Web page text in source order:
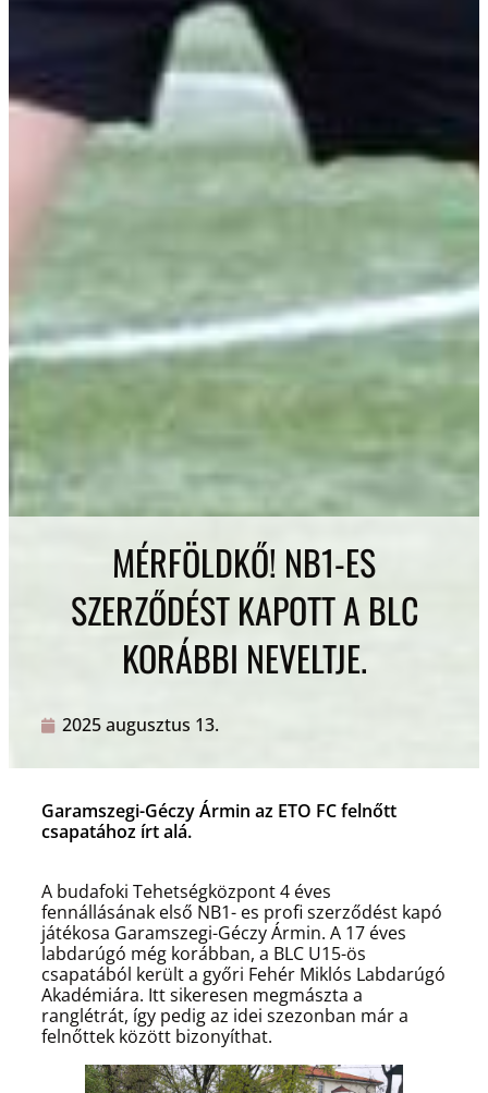
MÉRFÖLDKŐ! NB1-ES
SZERZŐDÉST KAPOTT A BLC
KORÁBBI NEVELTJE.
2025 augusztus 13.
Garamszegi-Géczy Ármin az ETO FC felnőtt
csapatához írt alá.
A budafoki Tehetségközpont 4 éves
fennállásának első NB1- es profi szerződést kapó
játékosa Garamszegi-Géczy Ármin. A 17 éves
labdarúgó még korábban, a BLC U15-ös
csapatából került a győri Fehér Miklós Labdarúgó
Akadémiára. Itt sikeresen megmászta a
ranglétrát, így pedig az idei szezonban már a
felnőttek között bizonyíthat.